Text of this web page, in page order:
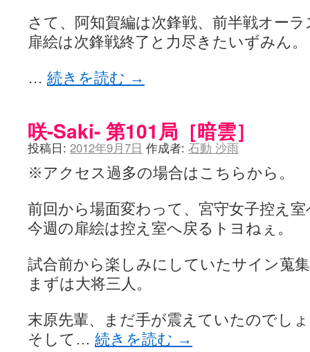
さて、阿知賀編は次鋒戦、前半戦オー
扉絵は次鋒戦終了と力尽きたいずみん。
… 続きを読む →
咲-Saki- 第101局［暗雲］
投稿日: 2012年9月7日 作成者: 石動 沙雨
※アクセス過多の場合はこちらから。
前回から場面変わって、宮守女子控え室
今週の扉絵は控え室へ戻るトヨねぇ。
試合前から楽しみにしていたサイン蒐
まずは大将三人。
末原先輩、まだ手が震えていたのでし
そして… 続きを読む →